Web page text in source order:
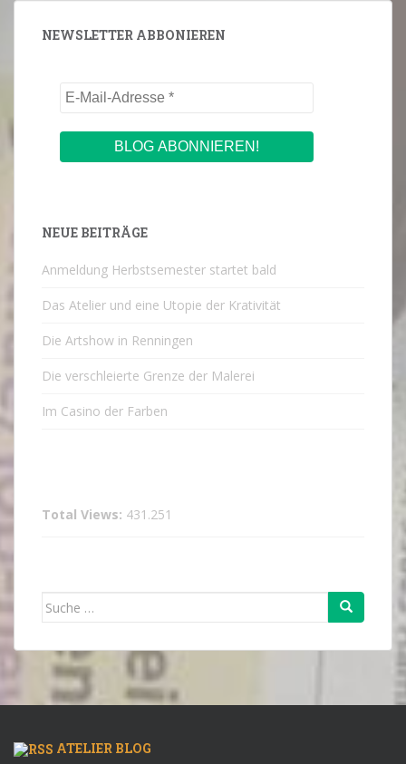
NEWSLETTER ABBONIEREN
NEUE BEITRÄGE
Anmeldung Herbstsemester startet bald
Das Atelier und eine Utopie der Krativität
Die Artshow in Renningen
Die verschleierte Grenze der Malerei
Im Casino der Farben
Total Views: 431.251
Suche
ATELIER BLOG